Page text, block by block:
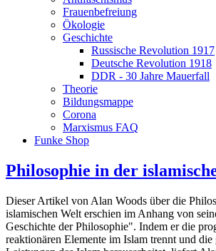
Frauenbefreiung
Ökologie
Geschichte
Russische Revolution 1917
Deutsche Revolution 1918
DDR - 30 Jahre Mauerfall
Theorie
Bildungsmappe
Corona
Marxismus FAQ
Funke Shop
Philosophie in der
Dieser Artikel von Alan Woods über die
islamischen Welt erschien im Anhang von
Geschichte der Philosophie". Indem er die
reaktionären Elemente im Islam trennt und